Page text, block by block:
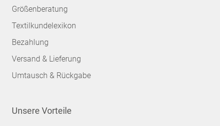
Größenberatung
Textilkundelexikon
Bezahlung
Versand & Lieferung
Umtausch & Rückgabe
Unsere Vorteile